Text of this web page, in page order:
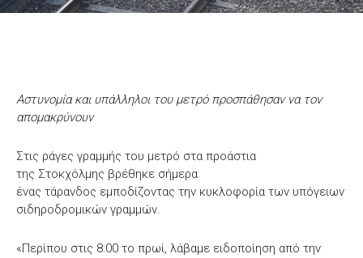
Αστυνομία και υπάλληλοι του μετρό προσπάθησαν να τον
απομακρύνουν
Στις ράγες γραμμής του μετρό στα προάστια
της Στοκχόλμης βρέθηκε σήμερα
ένας τάρανδος εμποδίζοντας την κυκλοφορία των υπόγειων
σιδηροδρομικών γραμμών.
«Περίπου στις 8:00 το πρωί, λάβαμε ειδοποίηση από την